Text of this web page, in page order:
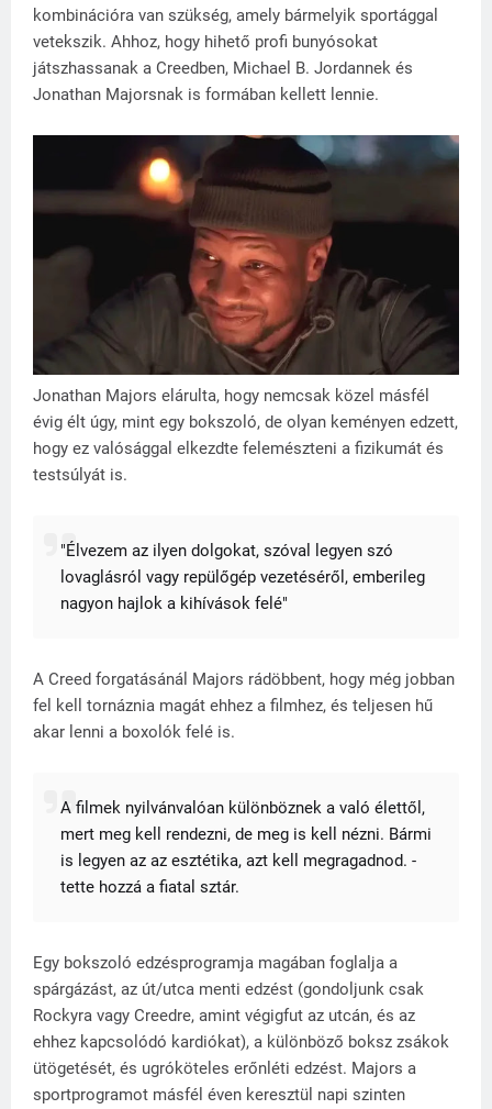
kombinációra van szükség, amely bármelyik sportággal
vetekszik. Ahhoz, hogy hihető profi bunyósokat
játszhassanak a Creedben, Michael B. Jordannek és
Jonathan Majorsnak is formában kellett lennie.
Jonathan Majors elárulta, hogy nemcsak közel másfél
évig élt úgy, mint egy bokszoló, de olyan keményen edzett,
hogy ez valósággal elkezdte felemészteni a fizikumát és
testsúlyát is.
"Élvezem az ilyen dolgokat, szóval legyen szó
lovaglásról vagy repülőgép vezetéséről, emberileg
nagyon hajlok a kihívások felé"
A Creed forgatásánál Majors rádöbbent, hogy még jobban
fel kell tornáznia magát ehhez a filmhez, és teljesen hű
akar lenni a boxolók felé is.
A filmek nyilvánvalóan különböznek a való élettől,
mert meg kell rendezni, de meg is kell nézni. Bármi
is legyen az az esztétika, azt kell megragadnod. -
tette hozzá a fiatal sztár.
Egy bokszoló edzésprogramja magában foglalja a
spárgázást, az út/utca menti edzést (gondoljunk csak
Rockyra vagy Creedre, amint végigfut az utcán, és az
ehhez kapcsolódó kardiókat), a különböző boksz zsákok
ütögetését, és ugróköteles erőnléti edzést. Majors a
sportprogramot másfél éven keresztül napi szinten